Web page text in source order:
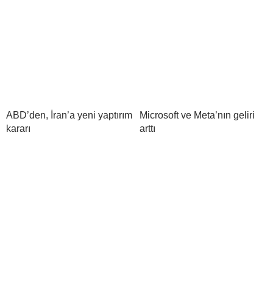
ABD’den, İran’a yeni yaptırım
kararı
Microsoft ve Meta’nın geliri
arttı